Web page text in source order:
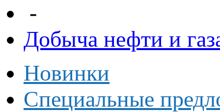
-
Добыча нефти и
Новинки
Специальные